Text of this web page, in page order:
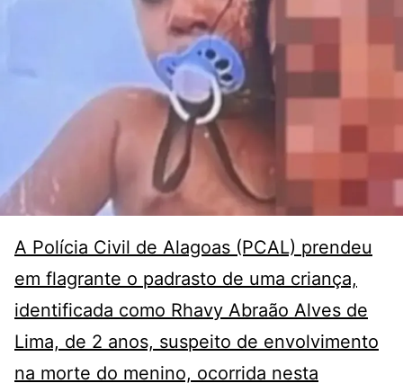
A Polícia Civil de Alagoas (PCAL) prendeu
em flagrante o padrasto de uma criança,
identificada como Rhavy Abraão Alves de
Lima, de 2 anos, suspeito de envolvimento
na morte do menino, ocorrida nesta